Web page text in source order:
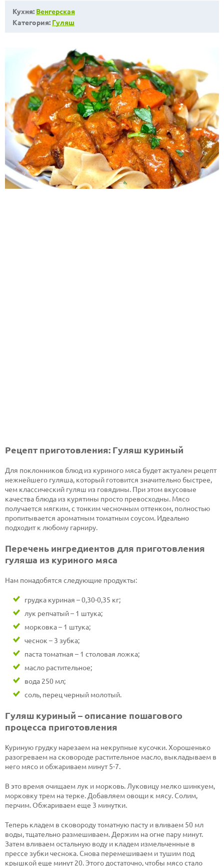
Кухня: Венгерская
Категория: Гуляш
Рецепт приготовления: Гуляш куриный
Для поклонников блюд из куриного мяса будет актуален рецепт
нежнейшего гуляша, который готовится значительно быстрее,
чем классический гуляш из говядины. При этом вкусовые
качества блюда из курятины просто превосходны. Мясо
получается мягким, с тонким чесночным оттенком, полностью
пропитывается ароматным томатным соусом. Идеально
подходит к любому гарниру.
Перечень ингредиентов для приготовления
гуляша из куриного мяса
Нам понадобятся следующие продукты:
грудка куриная – 0,30-0,35 кг;
лук репчатый – 1 штука;
морковка – 1 штука;
чеснок – 3 зубка;
паста томатная – 1 столовая ложка;
масло растительное;
вода 250 мл;
соль, перец черный молотый.
Гуляш куриный – описание пошагового
процесса приготовления
Куриную грудку нарезаем на некрупные кусочки. Хорошенько
разогреваем на сковороде растительное масло, выкладываем в
него мясо и обжариваем минут 5-7.
В это время очищаем лук и морковь. Луковицу мелко шинкуем,
морковку трем на терке. Добавляем овощи к мясу. Солим,
перчим. Обжариваем еще 3 минутки.
Теперь кладем в сковороду томатную пасту и вливаем 50 мл
воды, тщательно размешиваем. Держим на огне пару минут.
Затем вливаем остальную воду и кладем измельченные в
прессе зубки чеснока. Снова перемешиваем и тушим под
крышкой еще минут 20. Этого достаточно, чтобы мясо стало